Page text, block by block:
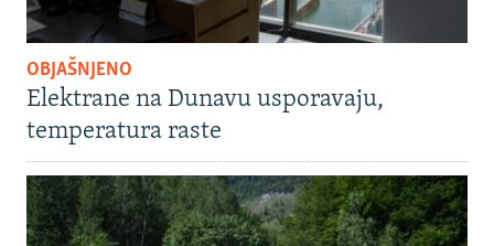
OBJAŠNJENO
Elektrane na Dunavu usporavaju,
temperatura raste